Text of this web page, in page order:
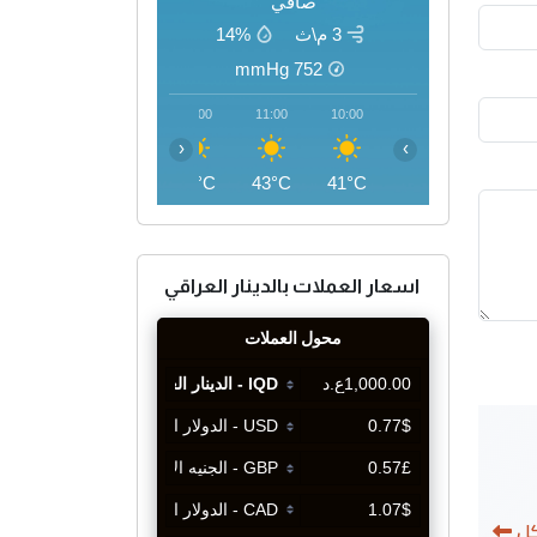
3 م\ث
14%
752
mmHg
10:00
41°C
11:00
43°C
12:00
45°C
‹ ›
اسعار العملات بالدينار العراقي